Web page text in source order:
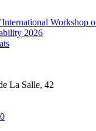
Workshop
2026
La Salle, 42